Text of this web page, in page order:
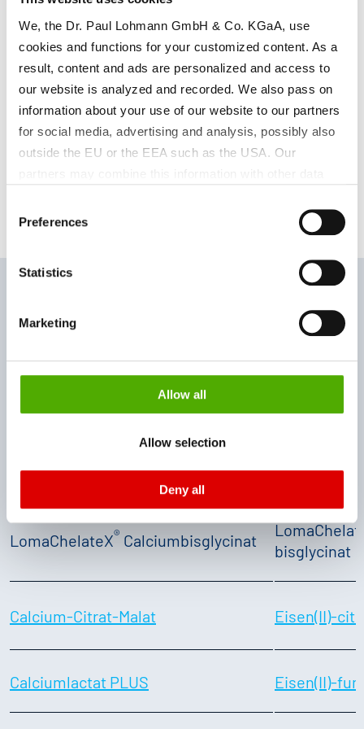
We, the Dr. Paul Lohmann GmbH & Co. KGaA, use
cookies and functions for your customized content. As a
result, content and ads are personalized and access to
our website is analyzed and recorded. We also pass on
information about your use of our website to our partners
for social media, advertising and analysis, possibly also
outside the EU or the EEA such as the USA. Our
processing of your data collected on this website by
Google, YouTube Hubspot in the USA: By clicking on
"Accept all", you also agree in accordance with Article 49
Paragraph 1 Sentence 1 a GDPR that your data
European Court of Justice as a country with an
standards. In particular, there is a risk that your data may
cookies and functions we use in the data protection
declaration and the detailed information/consent.
Selection
Preferences
Statistics
Marketing
Allow all
Allow selection
Deny all
Unsere wichtigsten Produkte für
die Frauengesundheit
LomaChelateX® Calciumbisglycinat
bisglycinat
Calcium-Citrat-Malat Eisen(II)-
Calciumlactat PLUS Eisen(II)-